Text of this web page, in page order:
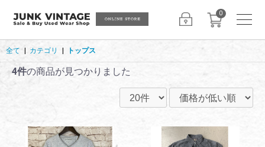
0
全て カテゴリ トップス
4件の商品が見つかりました